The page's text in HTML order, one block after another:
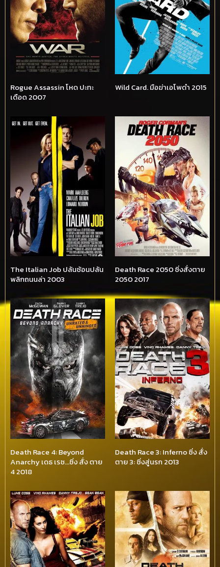
Rogue Assassin โหด ปะทะ
เดือด 2007
Wild Card. มือฆ่าเอโพดำ 2015
The Italian Job ปล้นซ้อนปล้น
พลิกถนนล่า 2003
Death Race 2050 ซิ่งสั่งตาย
2050 2017
Death Race 4: Beyond
Anarchy เดธ เรซ…ซิ่ง สั่ง ตาย
4 2018
Death Race 3: Inferno ซิ่ง สั่ง
ตาย 3: ซิ่งสู่นรก 2013